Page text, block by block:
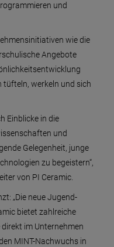
und
wie die
Angebote
tüfteln, werkeln und sich
Einblicke in die
und
Gelegenheit, junge
zu begeistern“,
von PI Ceramic.
„Die neue Jugend-
bietet zahlreiche
im Unternehmen
MINT-Nachwuchs in